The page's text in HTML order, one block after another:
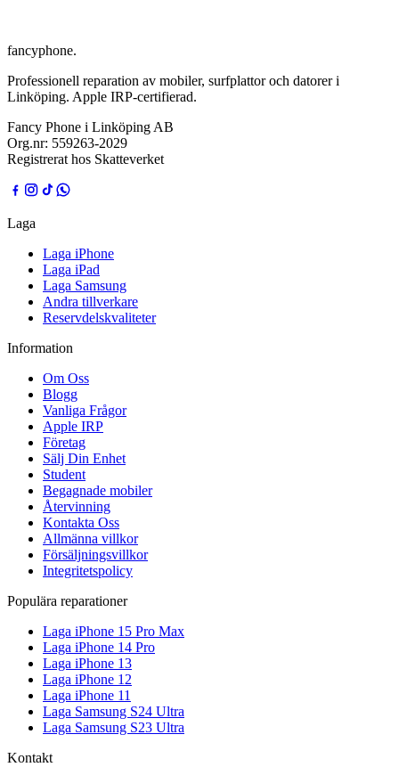
fancyphone.
Professionell reparation av mobiler, surfplattor och datorer i
Linköping. Apple IRP-certifierad.
Fancy Phone i Linköping AB
Org.nr: 559263-2029
Registrerat hos Skatteverket
Laga
Laga iPhone
Laga iPad
Laga Samsung
Andra tillverkare
Reservdelskvaliteter
Information
Om Oss
Blogg
Vanliga Frågor
Apple IRP
Företag
Sälj Din Enhet
Student
Begagnade mobiler
Återvinning
Kontakta Oss
Allmänna villkor
Försäljningsvillkor
Integritetspolicy
Populära reparationer
Laga iPhone 15 Pro Max
Laga iPhone 14 Pro
Laga iPhone 13
Laga iPhone 12
Laga iPhone 11
Laga Samsung S24 Ultra
Laga Samsung S23 Ultra
Kontakt